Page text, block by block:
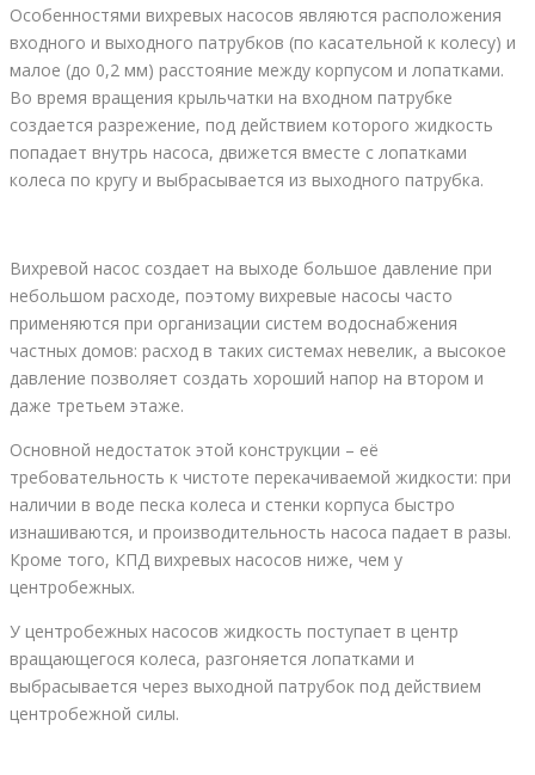
Особенностями вихревых насосов являются расположения
входного и выходного патрубков (по касательной к колесу) и
малое (до 0,2 мм) расстояние между корпусом и лопатками.
Во время вращения крыльчатки на входном патрубке
создается разрежение, под действием которого жидкость
попадает внутрь насоса, движется вместе с лопатками
колеса по кругу и выбрасывается из выходного патрубка.
Вихревой насос создает на выходе большое давление при
небольшом расходе, поэтому вихревые насосы часто
применяются при организации систем водоснабжения
частных домов: расход в таких системах невелик, а высокое
давление позволяет создать хороший напор на втором и
даже третьем этаже.
Основной недостаток этой конструкции – её
требовательность к чистоте перекачиваемой жидкости: при
наличии в воде песка колеса и стенки корпуса быстро
изнашиваются, и производительность насоса падает в разы.
Кроме того, КПД вихревых насосов ниже, чем у
центробежных.
У центробежных насосов жидкость поступает в центр
вращающегося колеса, разгоняется лопатками и
выбрасывается через выходной патрубок под действием
центробежной силы.